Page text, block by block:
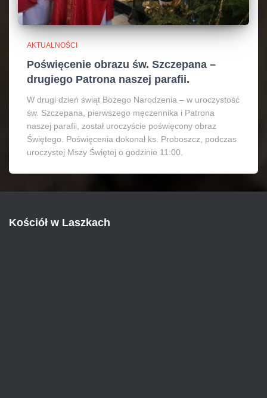
AKTUALNOŚCI
Poświęcenie obrazu św. Szczepana –
drugiego Patrona naszej parafii.
W drugi dzień świąt Bożego Narodzenia – w uroczystość
św. Szczepana, pierwszego męczennika i Patrona
naszej parafii, został uroczyście poświęcony obraz
Świętego. Poświęcenia dokonał ks. Proboszcz, podczas
uroczystej Mszy Świętej o godzinie 11:00.
Kościół w Laszkach